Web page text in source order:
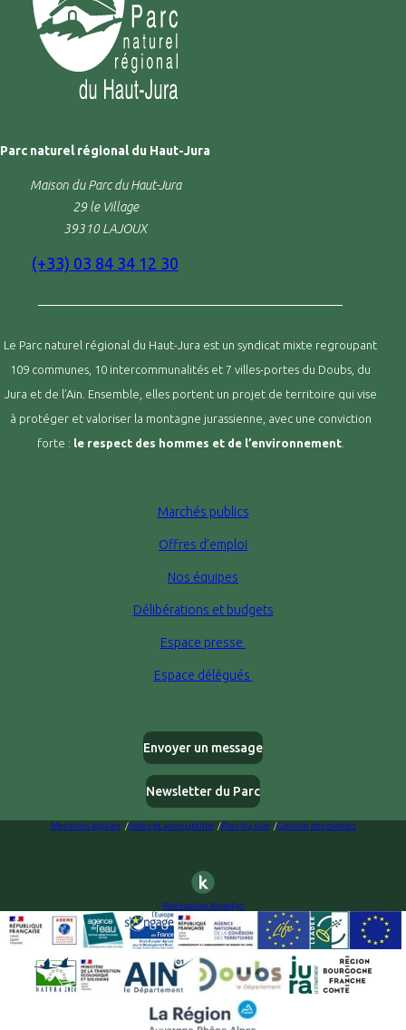
Parc naturel régional du Haut-Jura
Maison du Parc du Haut-Jura
29 le Village
39310 LAJOUX
(+33) 03 84 34 12 30
Le Parc naturel régional du Haut-Jura est un syndicat mixte regroupant
109 communes, 10 intercommunalités et 7 villes-portes du Doubs, du
Jura et de l’Ain. Ensemble, elles portent un projet de territoire qui vise
à protéger et valoriser la montagne jurassienne, avec une conviction
forte : le respect des hommes et de l’environnement.
Marchés publics
Offres d’emploi
Nos équipes
Délibérations et budgets
Espace presse
Espace délégués
Envoyer un message
Newsletter du Parc
Mentions légales Aides et accessibilité Plan du site Gestion des cookies
Réalisation Koredge